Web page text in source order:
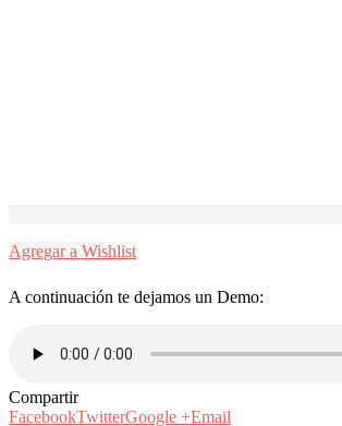
Agregar a Wishlist
A continuación te dejamos un Demo:
Compartir
FacebookTwitterGoogle +Email